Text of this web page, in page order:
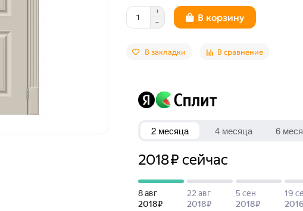
В корзину
В закладки В сравнение